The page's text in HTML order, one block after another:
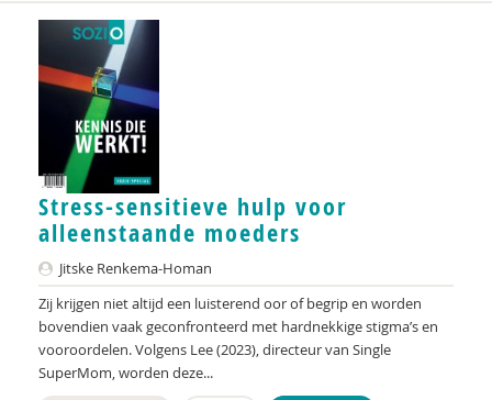
Phildy Asamoah
Jolanda Asmoredjo
Ingrid Bakker
Cora Bartelink
Simon Bax
Mariëlle Beijersbergen
Dirck van Bekkum
Gülcan Bektas
Irene van Bentum
Stress-sensitieve hulp voor
alleenstaande moeders
Jitske Renkema-Homan
Zij krijgen niet altijd een luisterend oor of begrip en worden
bovendien vaak geconfronteerd met hardnekkige stigma’s en
vooroordelen. Volgens Lee (2023), directeur van Single
SuperMom, worden deze...